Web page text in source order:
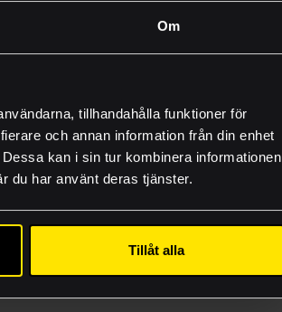
Om
tillhandahålla funktioner för
och annan information från din enhet
kan i sin tur kombinera informationen
du har använt deras tjänster.
Tillåt alla